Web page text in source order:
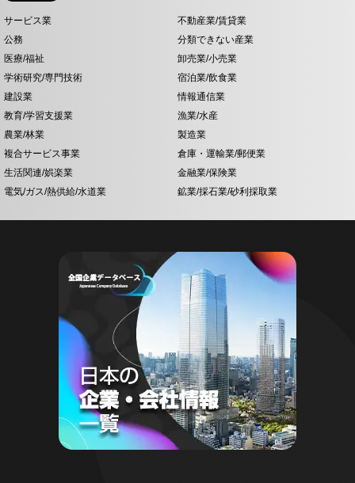
サービス業
不動産業/賃貸業
公務
分類できない産業
医療/福祉
卸売業/小売業
学術研究/専門技術
宿泊業/飲食業
建設業
情報通信業
教育/学習支援業
漁業/水産
農業/林業
製造業
複合サービス事業
倉庫・運輸業/郵便業
生活関連/娯楽業
金融業/保険業
電気/ガス/熱供給/水道業
鉱業/採石業/砂利採取業